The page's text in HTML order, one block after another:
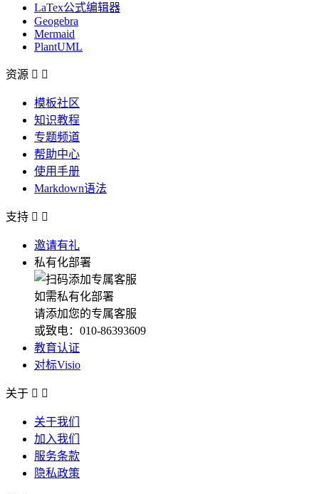
LaTex公式编辑器
Geogebra
Mermaid
PlantUML
资源  
模板社区
知识教程
专题频道
帮助中心
使用手册
Markdown语法
支持  
邀请有礼
私有化部署
如需私有化部署
请添加您的专属客服
或致电：010-86393609
教育认证
对标Visio
关于  
关于我们
加入我们
服务条款
隐私政策